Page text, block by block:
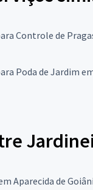
Controle de
Poda de Jardim
Aparecida de